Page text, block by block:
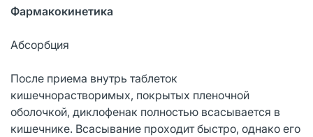
Фармакокинетика
Абсорбция
После приема внутрь таблеток
кишечнорастворимых, покрытых пленочной
оболочкой, диклофенак полностью всасывается в
кишечнике. Всасывание проходит быстро, однако его